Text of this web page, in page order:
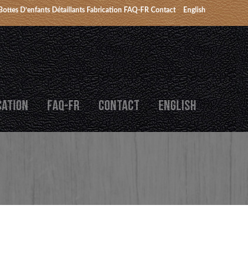
D’enfants Détaillants Fabrication FAQ-FR Contact English
FAQ-FR CONTACT ENGLISH